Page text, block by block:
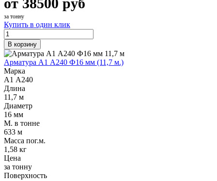
за тонну
Купить в один клик
В корзину
Арматура А1 А240 Ф16 мм (11,7 м.)
Марка
А1 А240
Длина
11,7 м
Диаметр
16 мм
М. в тонне
633 м
Масса пог.м.
1,58 кг
Цена
за тонну
Поверхность